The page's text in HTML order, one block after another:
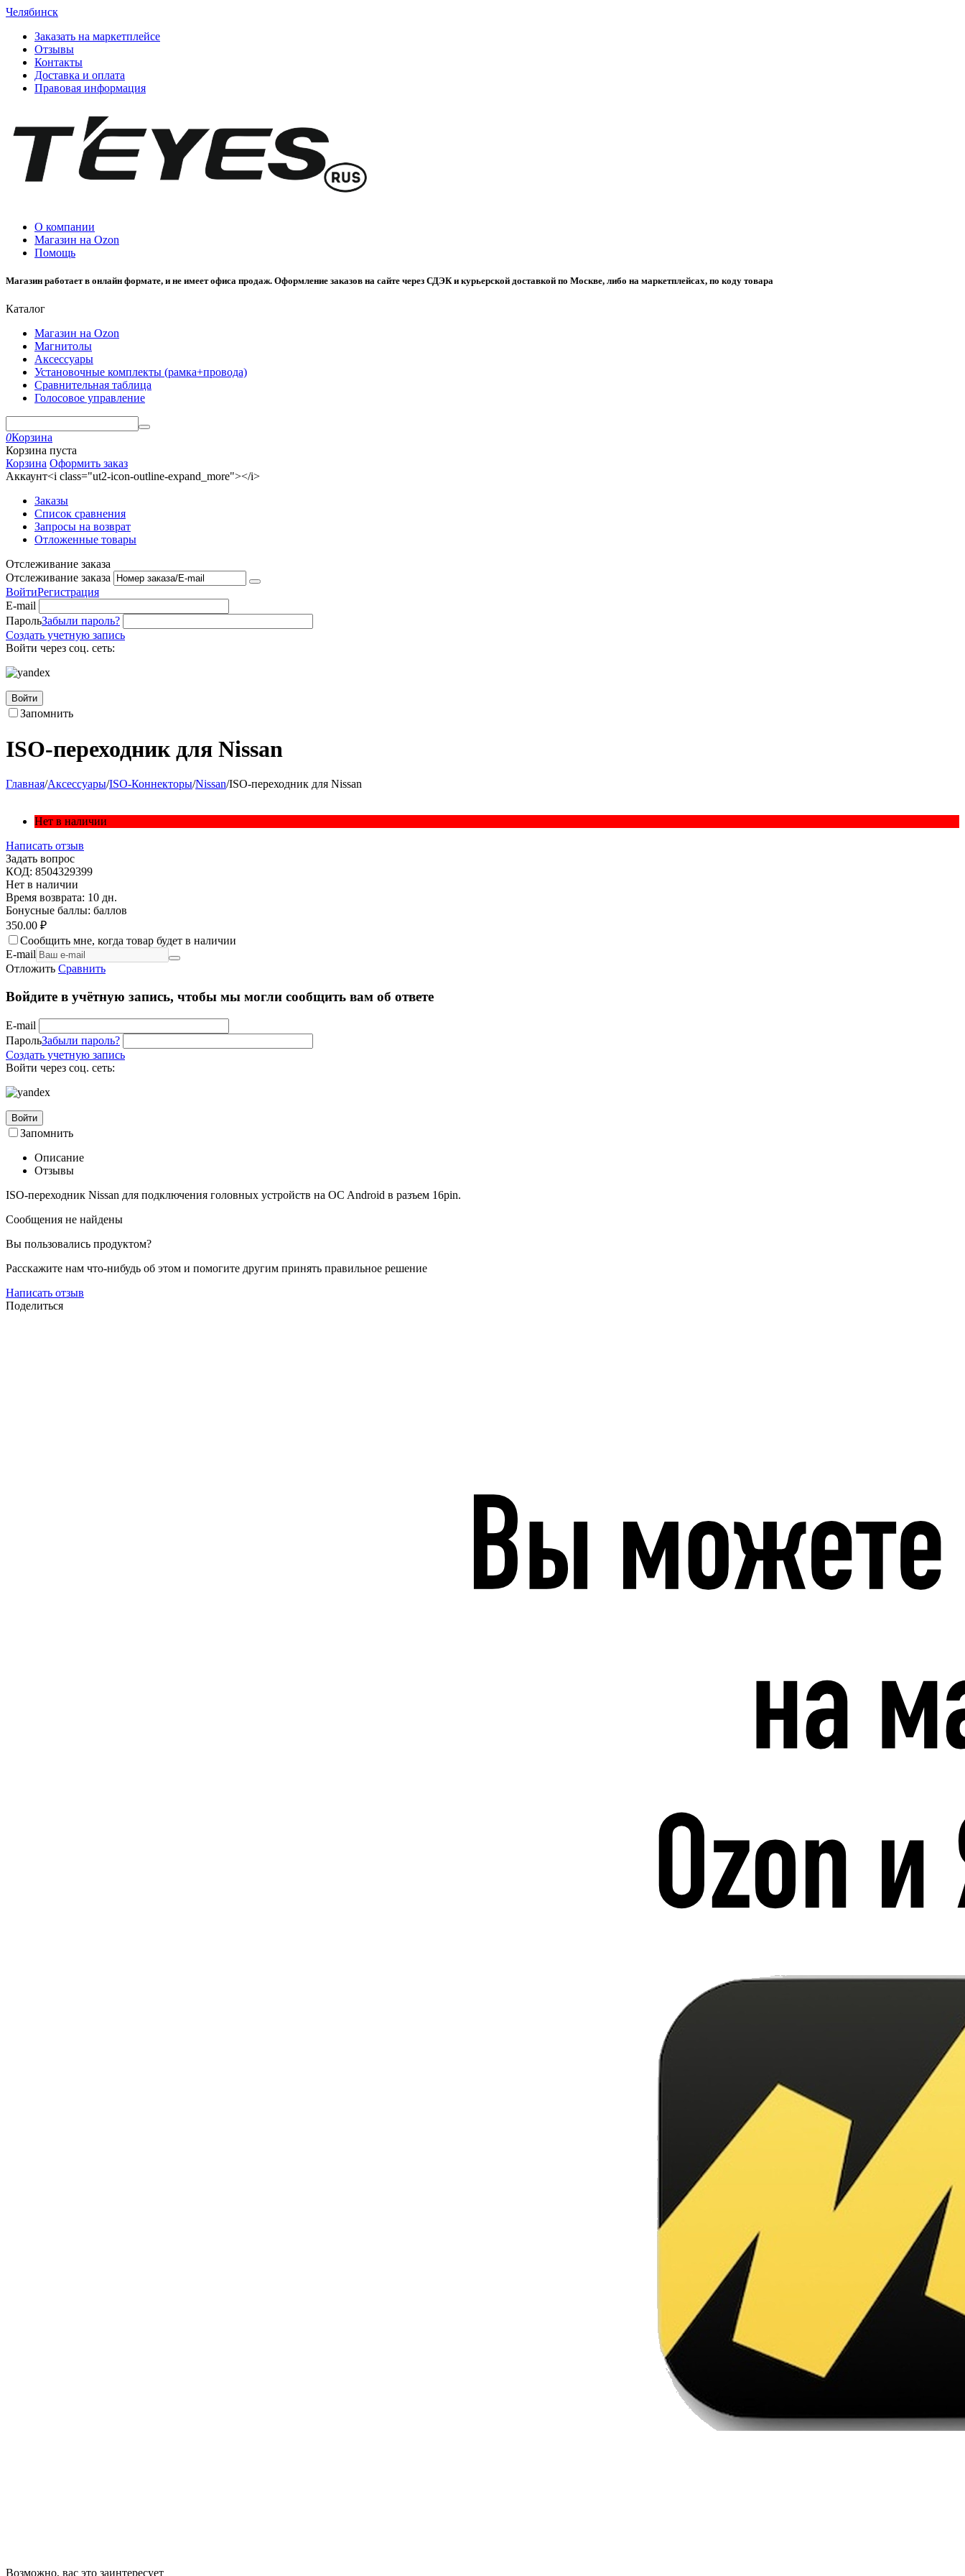
Челябинск
Заказать на маркетплейсе
Отзывы
Контакты
Доставка и оплата
Правовая информация
О компании
Магазин на Ozon
Помощь
Магазин работает в онлайн формате, и не имеет офиса продаж. Оформление заказов на сайте через СДЭК и курьерской доставкой по Москве, либо на маркетплейсах, по коду товара
Каталог
Магазин на Ozon
Магнитолы
Аксессуары
Установочные комплекты (рамка+провода)
Сравнительная таблица
Голосовое управление
0Корзина
Корзина пуста
Корзина Оформить заказ
Аккаунт<i class="ut2-icon-outline-expand_more"></i>
Заказы
Список сравнения
Запросы на возврат
Отложенные товары
Отслеживание заказа
Отслеживание заказа
ВойтиРегистрация
E-mail
ПарольЗабыли пароль?
Создать учетную запись
Войти через соц. сеть:
Войти
Запомнить
ISO-переходник для Nissan
Главная/Аксессуары/ISO-Коннекторы/Nissan/ISO-переходник для Nissan
Нет в наличии
Написать отзыв
Задать вопрос
КОД: 8504329399
Нет в наличии
Время возврата: 10 дн.
Бонусные баллы: баллов
350.00 ₽
Сообщить мне, когда товар будет в наличии
E-mail
Отложить Сравнить
Войдите в учётную запись, чтобы мы могли сообщить вам об ответе
E-mail
ПарольЗабыли пароль?
Создать учетную запись
Войти через соц. сеть:
Войти
Запомнить
Описание
Отзывы
ISO-переходник Nissan для подключения головных устройств на OC Android в разъем 16pin.
Сообщения не найдены
Вы пользовались продуктом?
Расскажите нам что-нибудь об этом и помогите другим принять правильное решение
Написать отзыв
Поделиться
Возможно, вас это заинтересует